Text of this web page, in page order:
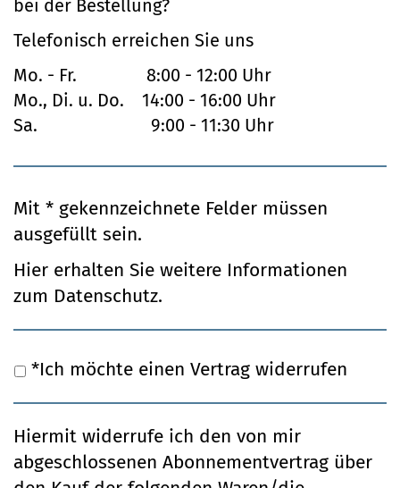
bei der Bestellung?
Telefonisch erreichen Sie uns
Mo. - Fr.
8:00 - 12:00 Uhr
Mo., Di. u. Do.
14:00 - 16:00 Uhr
Sa.
9:00 - 11:30 Uhr
Mit * gekennzeichnete Felder müssen
ausgefüllt sein.
Hier erhalten Sie weitere Informationen
zum Datenschutz.
Ich möchte einen Vertrag widerrufen
Hiermit widerrufe ich den von mir
abgeschlossenen Abonnementvertrag über